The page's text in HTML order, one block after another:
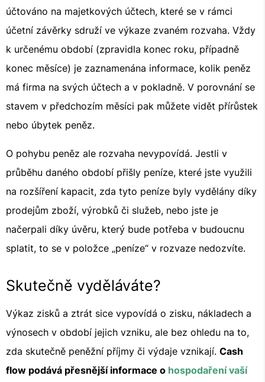
účtováno na majetkových účtech, které se v rámci
účetní závěrky sdruží ve výkaze zvaném rozvaha. Vždy
k určenému období (zpravidla konec roku, případně
konec měsíce) je zaznamenána informace, kolik peněz
má firma na svých účtech a v pokladně. V porovnání se
stavem v předchozím měsíci pak můžete vidět přírůstek
nebo úbytek peněz.
O pohybu peněz ale rozvaha nevypovídá. Jestli v
průběhu daného období přišly peníze, které jste využili
na rozšíření kapacit, zda tyto peníze byly vydělány díky
prodejům zboží, výrobků či služeb, nebo jste je
načerpali díky úvěru, který bude potřeba v budoucnu
splatit, to se v položce „peníze“ v rozvaze nedozvíte.
Skutečně vyděláváte?
Výkaz zisků a ztrát sice vypovídá o zisku, nákladech a
výnosech v období jejich vzniku, ale bez ohledu na to,
zda skutečně peněžní příjmy či výdaje vznikají. Cash
flow podává přesnější informace o hospodaření vaší